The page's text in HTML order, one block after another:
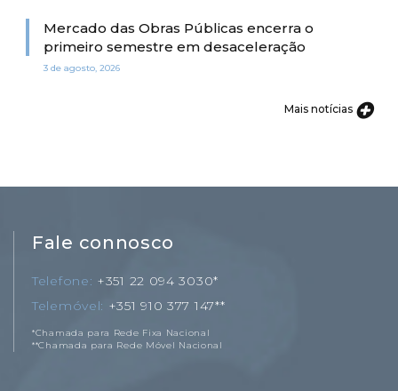
Mercado das Obras Públicas encerra o
primeiro semestre em desaceleração
3 de agosto, 2026
Mais notícias
Fale connosco
Telefone
+351 22 094 3030*
Telemóvel
+351 910 377 147**
*Chamada para Rede Fixa Nacional
**Chamada para Rede Móvel Nacional